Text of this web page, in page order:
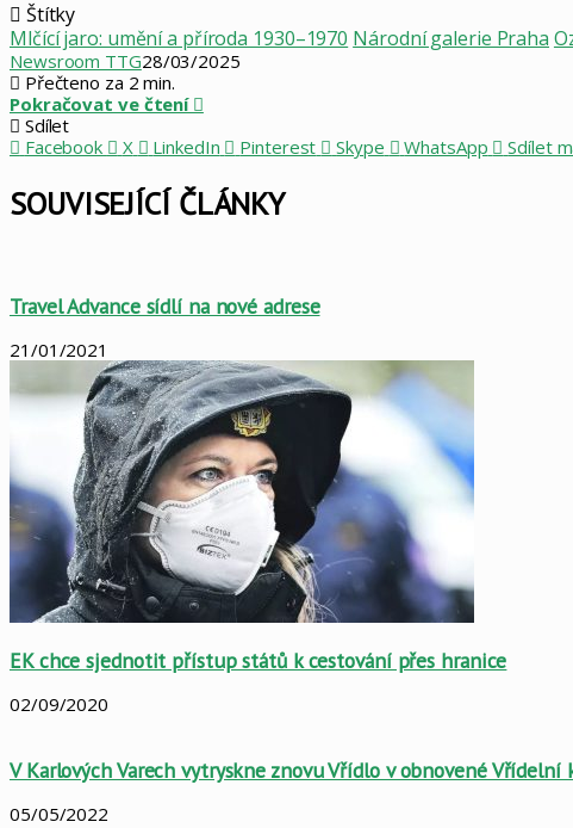
Štítky
Mlčící jaro: umění a příroda 1930–1970 Národní galerie Praha
Newsroom TTG28/03/2025
Přečteno za 2 min.
Pokračovat ve čtení
Sdílet
Facebook
X LinkedIn Pinterest Skype WhatsApp Sdílet
SOUVISEJÍCÍ ČLÁNKY
Travel Advance sídlí na nové adrese
21/01/2021
EK chce sjednotit přístup států k cestování přes hranice
02/09/2020
V Karlových Varech vytryskne znovu Vřídlo v obnovené Vřídelní
05/05/2022